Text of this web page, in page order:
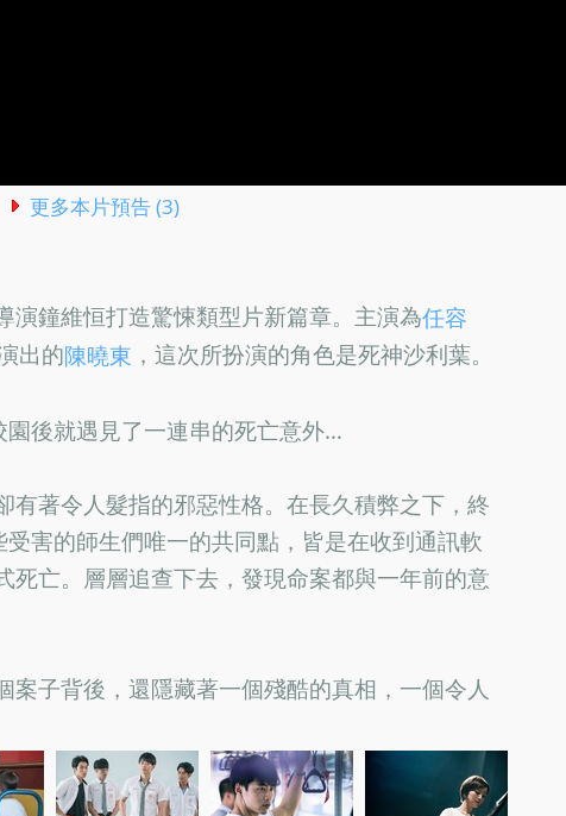
更多本片預告 (3)
演鐘維恒打造驚悚類型片新篇章。主演為任容
出的陳曉東 ，這次所扮演的角色是死神沙利葉。
後就遇見了一連串的死亡意外…
著令人髮指的邪惡性格。在長久積弊之下，終
害的師生們唯一的共同點，皆是在收到通訊軟
亡。層層追查下去，發現命案都與一年前的意
子背後，還隱藏著一個殘酷的真相，一個令人